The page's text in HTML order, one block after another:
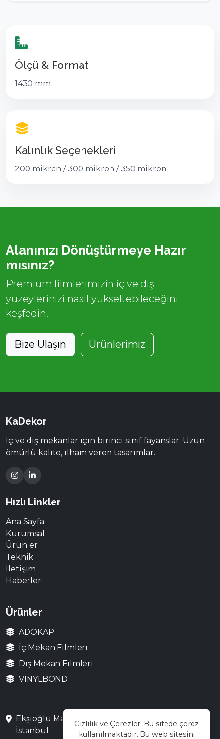
Ölçü & Format
1430 mm
Kalınlık Seçenekleri
200 mikron / 300 mikron / 350 mikron
Alanınızı Dönüştürmeye Hazır
mısınız?
Premium filmlerimizin iç ve dış
yüzeylerinizi nasıl yükseltebileceğini
keşfedin.
Bize Ulaşın Ürünlerimiz
KaDekor
İç ve dış mekanlar için birinci sınıf fayanslar. Uzun
ömürlü kalite, ilham veren tasarımlar.
Hızlı Linkler
Ana Sayfa
Kurumsal
Ürünler
Teknik
İletişim
Haberler
Ürünler
ADOKAPI
İç Mekan Filmleri
Dış Mekan Filmleri
VINYLBOND
Ekşioğlu Mah. Saray Cad. No:3 Çekmeköy /
İstanbul
Gizlilik ve Çerezler: Bu sitede çerez
kullanılmaktadır. Bu web sitesini